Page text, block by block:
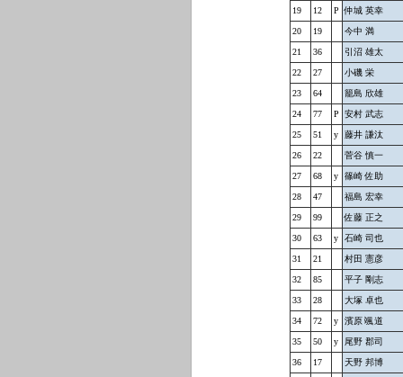
19 12 P 仲城 英幸
20 19 今中 満
21 36 引沼 雄太
22 27 小磯 栄
23 64 籠島 欣雄
24 77 P 安村 武志
25 51 y 藤井 謙汰
26 22 菅谷 慎一
27 68 y 篠崎 佐助
28 47 福島 宏幸
29 99 佐藤 正之
30 63 y 石崎 司也
31 21 村田 憲彦
32 85 平子 剛志
33 28 大塚 卓也
34 72 y 濱原 颯道
35 50 y 尾野 郡司
36 17 天野 邦博